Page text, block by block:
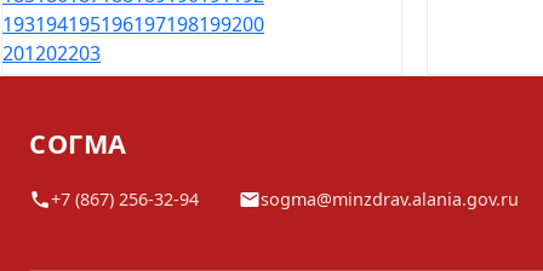
193194195196197198199200
201202203
СОГМА
+7 (867) 256-32-94 sogma@minzdrav.alania.gov.ru